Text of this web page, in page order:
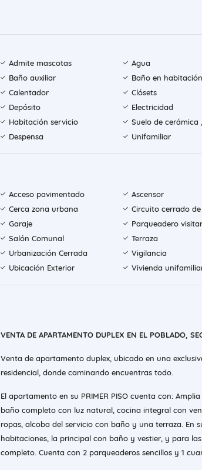
Admite mascotas Agua
Baño auxiliar
Baño en
Calentador
Clósets
Depósito
Electricidad
Habitación servicio
Suelo de
Despensa
Unifamiliar
Acceso pavimentado Ascensor
Cerca zona urbana
Circuito cerrado
Garaje
Parqueadero
Salón Comunal
Terraza
Urbanización Cerrada
Vigilancia
Ubicación Exterior
Vivienda
VENTA DE APARTAMENTO DUPLEX EN EL POBLADO,
Venta de apartamento duplex, ubicado en una
residencial, donde caminando encuentras todo.
El apartamento en su PRIMER PISO cuenta con:
baño completo con luz natural, cocina integral con
ropas, alcoba del servicio con baño y una terraza. En
habitaciones, la principal con baño y vestier, y para
completo. Cuenta con 2 parqueaderos sencillos y 1